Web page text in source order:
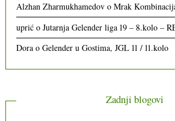
Alzhan Zharmukhamedov oMrak
uprić oJutarnja Gelender liga 19 – 8.kolo –
Dora oGelender u Gostima, JGL 11 / 11.kolo
Zadnji blogovi